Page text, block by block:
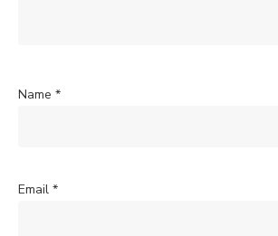
Name *
Email *